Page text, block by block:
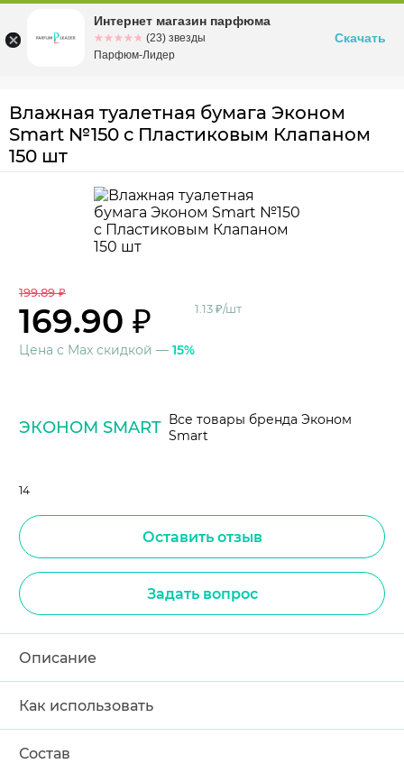
Омскул. Заозерная, 11, к. 1
Влажная туалетная бумага Эконом
Smart №150 с Пластиковым Клапаном
150 шт
199.89 ₽
169.90 ₽ 1.13 ₽/шт
Цена с Max скидкой — 15%
ЭКОНОМ SMART Все товары бренда Эконом
Smart
14
Оставить отзыв
Задать вопрос
Описание
Как использовать
Состав
Интернет магазин парфюма
☆☆☆☆☆
★★★★★ (23) звезды
Парфюм-Лидер
Скачать